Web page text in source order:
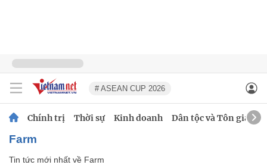
# ASEAN CUP 2026
Chính trị Thời sự Kinh doanh Dân tộc và Tôn giáo
Farm
Tin tức mới nhất về Farm